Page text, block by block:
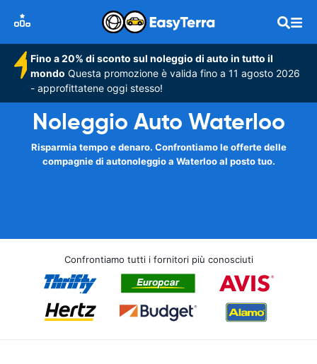
Fino a 20% di sconto sul noleggio di auto in tutto il
mondo Questa promozione è valida fino a 11 agosto 2026
- approfittatene oggi stesso!
Noleggio Auto Waterloo
Risparmia tempo e denaro. Confrontiamo le offerte delle
compagnie di autonoleggio a Waterloo al posto tuo.
Confrontiamo tutti i fornitori più conosciuti